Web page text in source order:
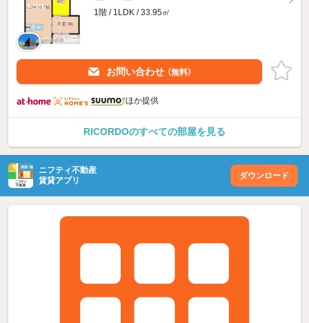
1階 / 1LDK / 33.95㎡
お問い合わせ （無料）
ほか提供
RICORDOのすべての部屋を見る
ニフティ不動産
賃貸アプリ
ダウンロード